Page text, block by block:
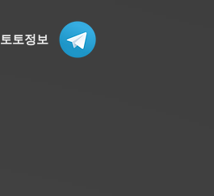
토토정보